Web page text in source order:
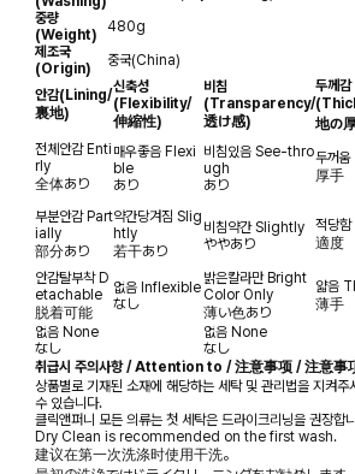
중량
(Weight)
480g
제조국
(Origin)
중국(China)
안감(Lining/
裏地)
신축성
(Flexibility/
伸縮性)
비침
(Transparency/
透け感)
두께감
地の
전체안감 Enti
rly
全体あり
매우좋음 Flexi
ble
あり
비침있음 See-thro
ugh
あり
두꺼움
厚手
부분안감 Part
ially
部分あり
약간당겨짐 Slig
htly
若干あり
비침약간Slightly
ややあり
적당함
適度
안감탈부착 D
etachable
脱着可能
없음 Inflexible
なし
밝은칼라만 Bright
Color Only
薄い色あり
얇음
薄手
없음 None
なし
없음 None
なし
취급시 주의사항 / Attention to / 注意事项 / 注意事
상품별로 기재된 소재에 해당하는 세탁 및 관리법을 지켜주
수 있습니다.
클릭앤퍼니 모든 의류는 첫 세탁은 드라이크리닝을 권장합
Dry Clean is recommended on the first wash.
建议在第一次洗涤时使用干洗。